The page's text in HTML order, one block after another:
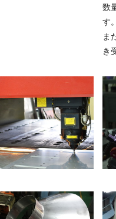
数
す
ま
き